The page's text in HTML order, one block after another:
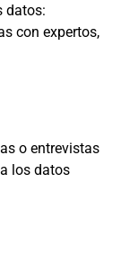
datos:
con expertos,
o entrevistas
los datos